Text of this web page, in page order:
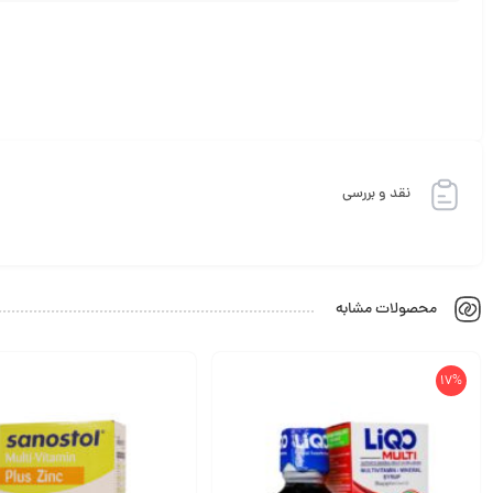
نقد و بررسی
محصولات مشابه
17%